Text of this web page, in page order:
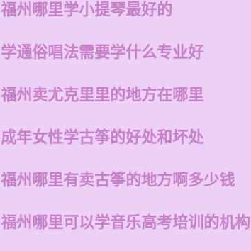
福州哪里学小提琴最好的
学通俗唱法需要学什么专业好
福州卖尤克里里的地方在哪里
成年女性学古筝的好处和坏处
福州哪里有卖古筝的地方啊多少钱
福州哪里可以学音乐高考培训的机构